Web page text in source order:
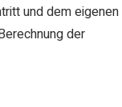
und dem eigenen
der